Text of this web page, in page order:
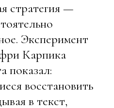
стратегия —
Эксперимент
Карпика
показал:
восстановить
в текст,